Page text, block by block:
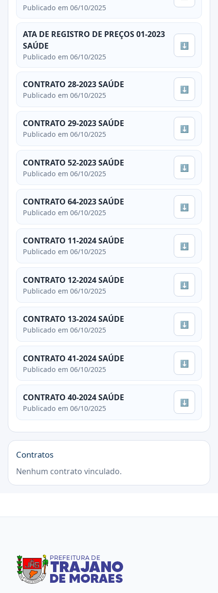
Publicado em 06/10/2025
ATA DE REGISTRO DE PREÇOS 01-2023
SAÚDE
Publicado em 06/10/2025
⬇
CONTRATO 28-2023 SAÚDE
Publicado em 06/10/2025
⬇
CONTRATO 29-2023 SAÚDE
Publicado em 06/10/2025
⬇
CONTRATO 52-2023 SAÚDE
Publicado em 06/10/2025
⬇
CONTRATO 64-2023 SAÚDE
Publicado em 06/10/2025
⬇
CONTRATO 11-2024 SAÚDE
Publicado em 06/10/2025
⬇
CONTRATO 12-2024 SAÚDE
Publicado em 06/10/2025
⬇
CONTRATO 13-2024 SAÚDE
Publicado em 06/10/2025
⬇
CONTRATO 41-2024 SAÚDE
Publicado em 06/10/2025
⬇
CONTRATO 40-2024 SAÚDE
Publicado em 06/10/2025
⬇
Contratos
Nenhum contrato vinculado.